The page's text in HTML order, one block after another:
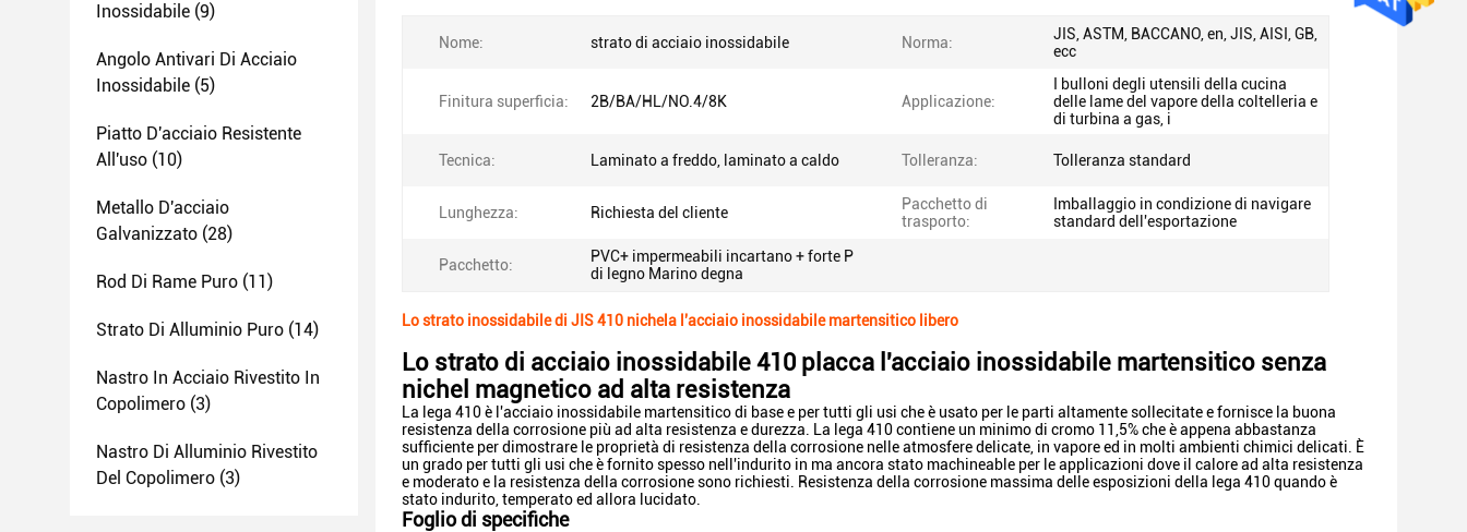
Inossidabile (9)
Angolo Antivari Di Acciaio
Inossidabile (5)
Piatto D'acciaio Resistente
All'uso (10)
Metallo D'acciaio
Galvanizzato (28)
Rod Di Rame Puro (11)
Strato Di Alluminio Puro (14)
Nastro In Acciaio Rivestito In
Copolimero (3)
Nastro Di Alluminio Rivestito
Del Copolimero (3)
Nome: strato di acciaio inossidabile Norma:
JIS, ASTM, BACCANO, en, JIS, AISI, GB,
ecc
Finitura superficia: 2B/BA/HL/NO.4/8K Applicazione:
I bulloni degli utensili della cucina
delle lame del vapore della coltelleria e
di turbina a gas, i
Tecnica: Laminato a freddo, laminato a caldo Tolleranza: Tolleranza standard
Lunghezza: Richiesta del cliente
Pacchetto di
trasporto:
Imballaggio in condizione di navigare
standard dell'esportazione
Pacchetto:
PVC+ impermeabili incartano + forte P
di legno Marino degna
Lo strato inossidabile di JIS 410 nichela l'acciaio inossidabile martensitico libero
Lo strato di acciaio inossidabile 410 placca l'acciaio inossidabile martensitico senza
nichel magnetico ad alta resistenza
La lega 410 è l'acciaio inossidabile martensitico di base e per tutti gli usi che è usato per le parti altamente sollecitate e fornisce la buona
resistenza della corrosione più ad alta resistenza e durezza. La lega 410 contiene un minimo di cromo 11,5% che è appena abbastanza
sufficiente per dimostrare le proprietà di resistenza della corrosione nelle atmosfere delicate, in vapore ed in molti ambienti chimici delicati. È
un grado per tutti gli usi che è fornito spesso nell'indurito in ma ancora stato machineable per le applicazioni dove il calore ad alta resistenza
e moderato e la resistenza della corrosione sono richiesti. Resistenza della corrosione massima delle esposizioni della lega 410 quando è
stato indurito, temperato ed allora lucidato.
Foglio di specifiche